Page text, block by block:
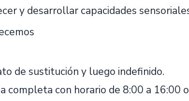
y desarrollar capacidades
de sustitución y luego indefinido.
completa con horario de 8:00 a 16:00